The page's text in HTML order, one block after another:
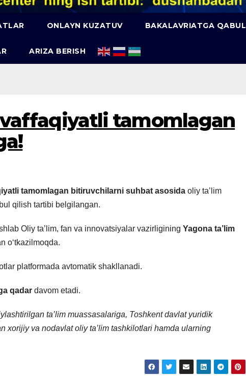
ONLAYN KUZATUV BAKALAVRIATGA QABUL
ARIZA BERISH
tamomlagan
tamomlagan bitiruvchilarni suhbat asosida oliy ta’lim
qilish tartibi belgilangan.
Oliy ta’lim, fan va innovatsiyalar vazirligining Yagona ta’lim
o‘tkazilmoqda.
platformada avtomatik shakllanadi.
qadar davom etadi.
ta’lim muassasalariga, Toshkent davlat yuridik
xorijiy va nodavlat oliy ta’lim tashkilotlari hamda ularning